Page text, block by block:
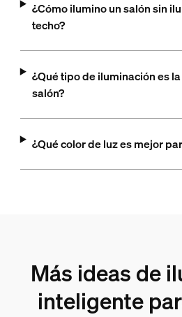
¿Cómo ilumino un salón sin
techo?
¿Qué tipo de iluminación es
salón?
¿Qué color de luz es mejor
Más ideas de
inteligente